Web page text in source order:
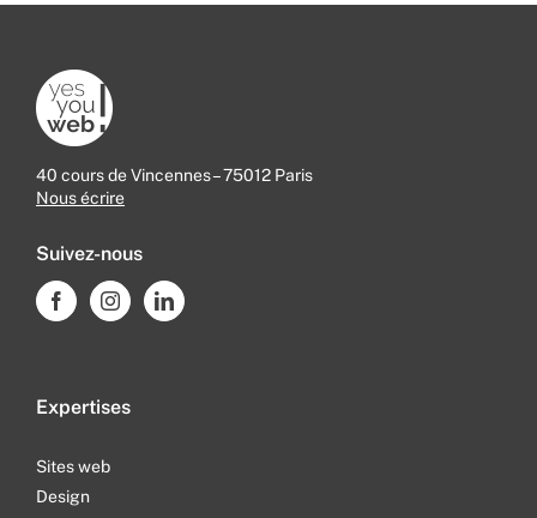
40 cours de Vincennes – 75012 Paris
Nous écrire
Suivez-nous
Expertises
Sites web
Design